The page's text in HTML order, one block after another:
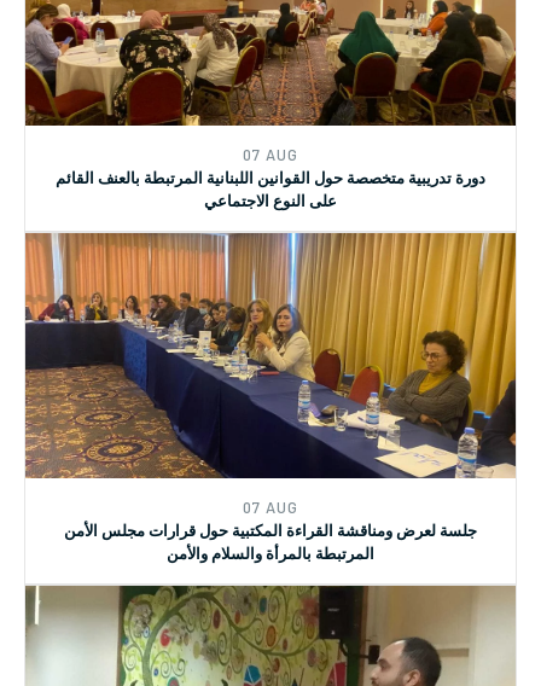
07 AUG
إطلاق كتاب حول جرائم الاعتداء الجنسي و التحرش الجنسي
07 AUG
دورة تدريبية متخصصة حول القوانين اللبنانية المرتبطة بالعنف القائم
على النوع الاجتماعي